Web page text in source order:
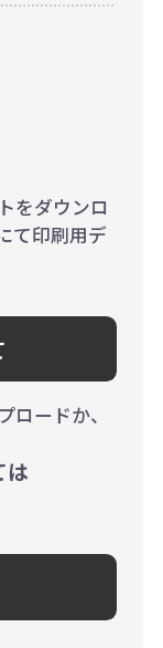
をダウンロ
て印刷用デ
ロードか、
は